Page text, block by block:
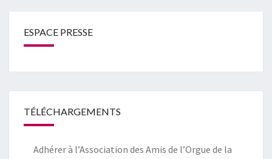
ESPACE PRESSE
TÉLÉCHARGEMENTS
Adhérer à l’Association des Amis de l’Orgue de la